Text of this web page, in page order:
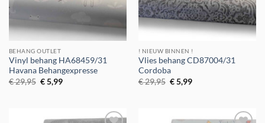
BEHANG OUTLET
Vinyl behang HA68459/31
Havana Behangexpresse
€29,95 Oorspronkelijke
prijs
€5,99Huidige
! NIEUW BINNEN !
Vlies behang CD87004/31
Cordoba
€29,95 Oorspronkelijke
prijs
€5,99Huidige